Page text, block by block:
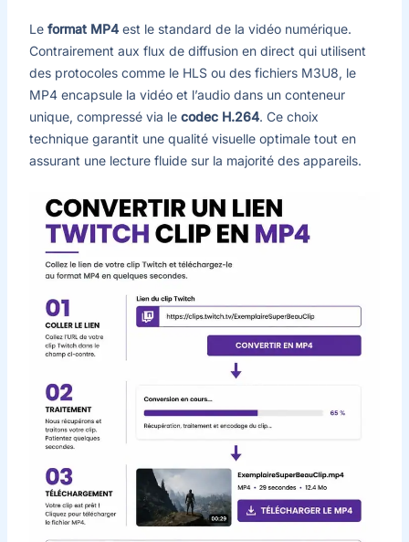
Le format MP4est le standard de la vidéo numérique.
Contrairement aux flux de diffusion en direct qui utilisent
des protocoles comme le HLS ou des fichiers M3U8, le
MP4 encapsule la vidéo et l’audio dans un conteneur
unique, compressé via le codec H.264. Ce choix
technique garantit une qualité visuelle optimale tout en
assurant une lecture fluide sur la majorité des appareils.